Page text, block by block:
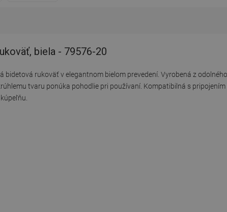
biela - 79576-20
bidetová rukoväť v elegantnom bielom prevedení. Vyrobená z
tvaru ponúka pohodlie pri používaní. Kompatibilná s